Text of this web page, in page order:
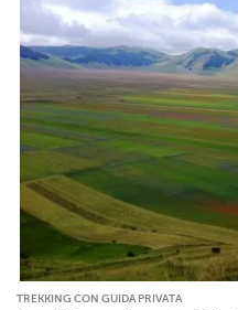
TREKKING CON GUIDA PRIVATA